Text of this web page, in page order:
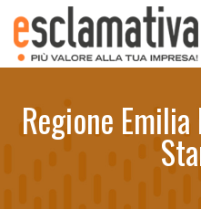
Regione